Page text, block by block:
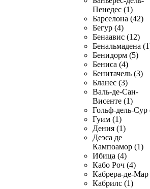
Пенедес (1)
Барселона (42)
Бегур (4)
Бенаавис (12)
Бенальмадена
Бенидорм (5)
Бениса (4)
Бенитачель (3)
Бланес (3)
Валь-де-Сан-
Висенте (1)
Гольф-дель-Сур
Гуим (1)
Дения (1)
Деэса де
Кампоамор (1)
Ибица (4)
Кабо Роч (4)
Кабрера-де-Мар
Кабрилс (1)